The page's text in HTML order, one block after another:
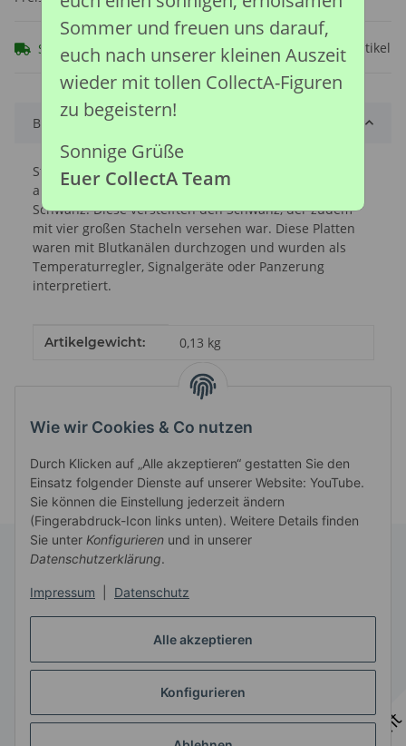
Alle akzeptieren
Konfigurieren
Wie wir Cookies & Co nutzen
Durch Klicken auf „Alle akzeptieren“ gestatten Sie den
Einsatz folgender Dienste auf unserer Website: YouTube.
Sie können die Einstellung jederzeit ändern
(Fingerabdruck-Icon links unten). Weitere Details finden
Sie unter Konfigurieren und in unserer
Datenschutzerklärung.
Impressum Datenschutz
Sofort verfügbar Frage zum Artikel
Beschreibung
Stegosaurus besaß eine charakteristische,
abwechselnde Doppelreihe von Platten an Rücken und
Schwanz. Diese versteiften den Schwanz, der zudem
mit vier großen Stacheln versehen war. Diese Platten
waren mit Blutkanälen durchzogen und wurden als
Temperaturregler, Signalgeräte oder Panzerung
interpretiert.
Produkteigenschaft
Wert
Artikelgewicht: 0,13 kg
Informationen
Gesetzliche Informationen
Vertrag widerrufen
Sommer und freuen uns darauf,
euch nach unserer kleinen Auszeit
wieder mit tollen CollectA-Figuren
zu begeistern!
Sonnige Grüße
Euer CollectA Team